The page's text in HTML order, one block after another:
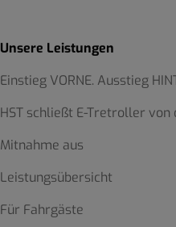
Unsere Leistungen
Einstieg VORNE. Ausstieg
HST schließt E-Tretroller von
Mitnahme aus
Leistungsübersicht
Für Fahrgäste